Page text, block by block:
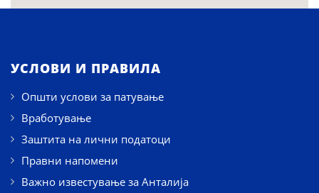
УСЛОВИ И ПРАВИЛА
Општи услови за патување
Вработување
Заштита на лични податоци
Правни напомени
Важно известување за Анталија